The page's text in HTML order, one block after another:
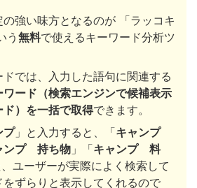
強い味方となるのが 「ラッコキ
う 無料で使えるキーワード分析ツ
では、入力した語句に関連する
ード（検索エンジンで候補表示
ド）を一括で取得できます。
プ」と入力すると、「キャンプ
ンプ 持ち物 」「キャンプ 料
ユーザーが実際によく検索して
ずらりと表示してくれるので